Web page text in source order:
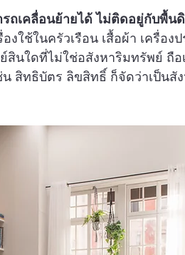
ถเคลื่อนย้ายได้ ไม่ติดอยู่กับพื้น
งใช้ในครัวเรือน เสื้อผ้า เครื่อ
สินใดที่ไม่ใช่อสังหาริมทรัพย์ ถื
สิทธิบัตร ลิขสิทธิ์ ก็จัดว่าเป็นสั